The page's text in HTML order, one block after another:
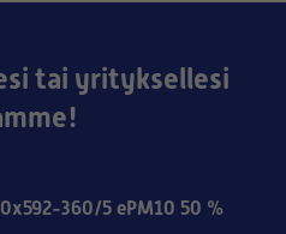
tai yrityksellesi
360/5 ePM10 50 %